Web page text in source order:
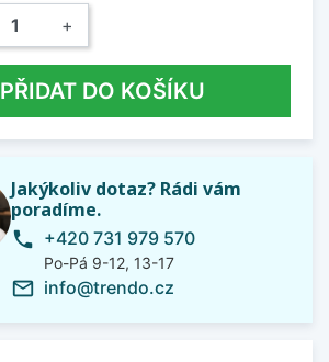
+
PŘIDAT DO KOŠÍKU
Jakýkoliv dotaz? Rádi vám
poradíme.
phone +420 731 979 570
Po-Pá 9-12, 13-17
mail_outline info@trendo.cz